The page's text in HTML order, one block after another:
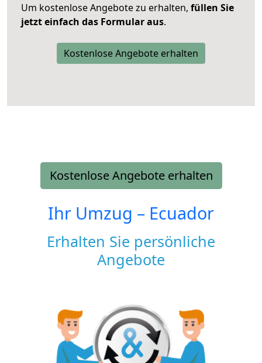
Um kostenlose Angebote zu erhalten, füllen Sie
jetzt einfach das Formular aus.
Kostenlose Angebote erhalten
Kostenlose Angebote erhalten
Ihr Umzug – Ecuador
Erhalten Sie persönliche
Angebote